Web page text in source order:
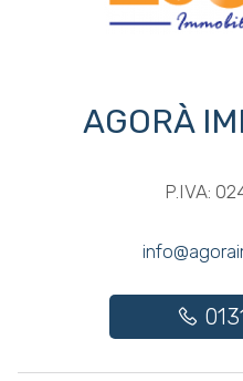
AGORÀ
P.IVA:
Balcone/Terrazzo
Nuova costruzione
Lusso